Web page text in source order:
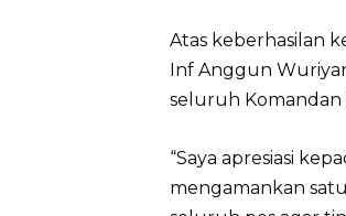
Atas keberhasilan
Inf Anggun
seluruh Komandan
“Saya apresiasi
mengamankan